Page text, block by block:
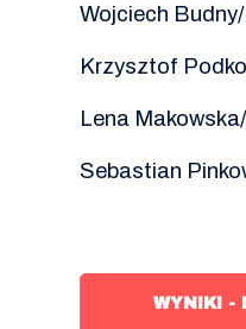
Wojciech
Krzysztof
Lena
Sebastian
WYNIKI -